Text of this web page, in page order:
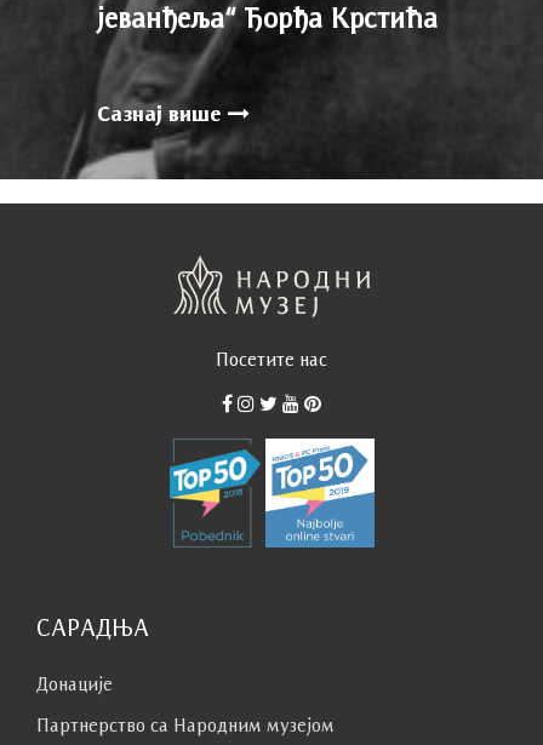
јеванђеља“ Ђорђа Крстића
Сазнај више
Посетите нас
САРАДЊА
Донације
Партнерство са Народним музејoм